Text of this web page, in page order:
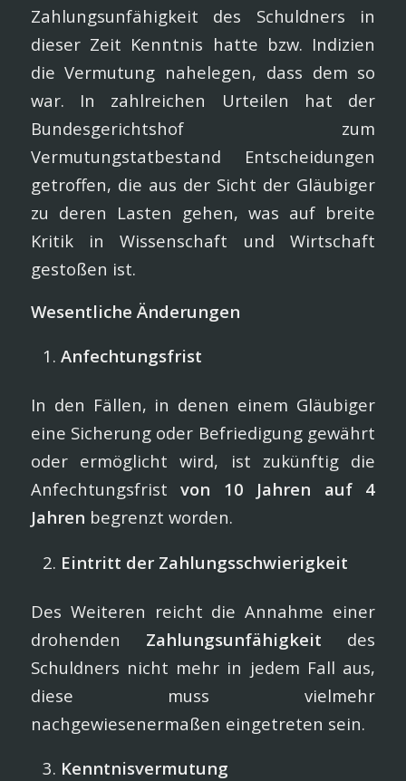
Zahlungsunfähigkeit des Schuldners in
dieser Zeit Kenntnis hatte bzw. Indizien
die Vermutung nahelegen, dass dem so
war. In zahlreichen Urteilen hat der
Bundesgerichtshof zum
Vermutungstatbestand Entscheidungen
getroffen, die aus der Sicht der Gläubiger
zu deren Lasten gehen, was auf breite
Kritik in Wissenschaft und Wirtschaft
gestoßen ist.
Wesentliche Änderungen
Anfechtungsfrist
In den Fällen, in denen einem Gläubiger
eine Sicherung oder Befriedigung gewährt
oder ermöglicht wird, ist zukünftig die
Anfechtungsfristvon 10 Jahren auf 4
Jahren begrenzt worden.
Eintritt der Zahlungsschwierigkeit
Des Weiteren reicht die Annahme einer
drohenden Zahlungsunfähigkeit des
Schuldners nicht mehr in jedem Fall aus,
diese muss vielmehr
nachgewiesenermaßen eingetreten sein.
Kenntnisvermutung